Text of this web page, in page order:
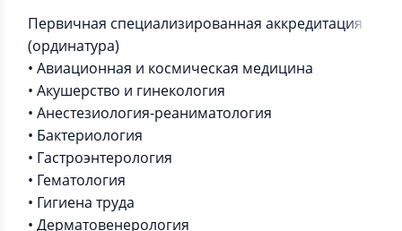
Первичная специализированная аккредитация
(ординатура)
• Авиационная и космическая медицина
• Акушерство и гинекология
• Анестезиология-реаниматология
• Бактериология
• Гастроэнтерология
• Гематология
• Гигиена труда
• Дерматовенерология